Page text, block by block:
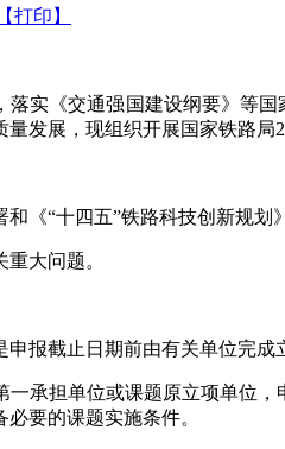
【打印】
落实《交通强国建设纲要》等
量发展 ， 现组织开展国家铁路局
和《“十四五”铁路科技创新规划
大问题。
申报截止日期前由有关单位完
一承担单位或课题原立项单位
要的课题实施条件。